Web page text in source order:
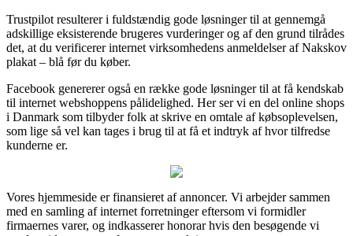
Trustpilot resulterer i fuldstændig gode løsninger til at gennemgå
adskillige eksisterende brugeres vurderinger og af den grund tilrådes
det, at du verificerer internet virksomhedens anmeldelser af Nakskov
plakat – blå før du køber.
Facebook genererer også en række gode løsninger til at få kendskab
til internet webshoppens pålidelighed. Her ser vi en del online shops
i Danmark som tilbyder folk at skrive en omtale af købsoplevelsen,
som lige så vel kan tages i brug til at få et indtryk af hvor tilfredse
kunderne er.
Vores hjemmeside er finansieret af annoncer. Vi arbejder sammen
med en samling af internet forretninger eftersom vi formidler
firmaernes varer, og indkasserer honorar hvis den besøgende vi